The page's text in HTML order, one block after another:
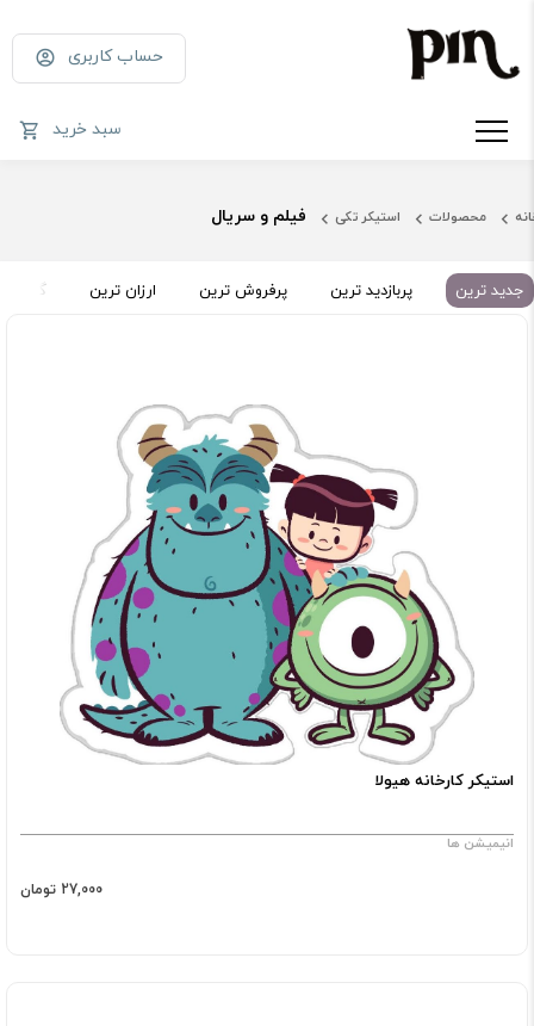
حساب کاربری
سبد خرید
محصولات استیکر تکی فیلم و سریال
جدید ترین پربازدید ترین پرفروش ترین ارزان ترین گران
استیکر کارخانه هیولا
انیمیشن ها
27,000 تومان